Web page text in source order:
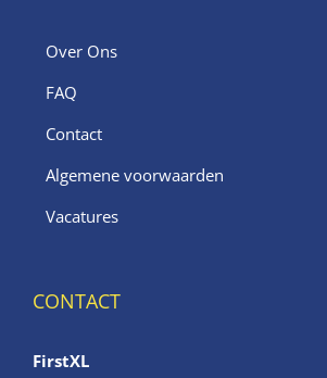
Over Ons
FAQ
Contact
Algemene voorwaarden
Vacatures
CONTACT
FirstXL